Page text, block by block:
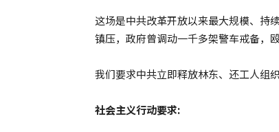
这场是中共改革开放以来最大规模、持
镇压，政府曾调动一千多架警车戒备，
我们要求中共立即释放林东、还工人组
社会主义行动要求: